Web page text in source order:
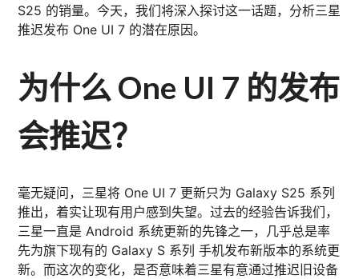
S25 的销量。今天，我们将深入探讨这一话题，分析三星
推迟发布 One UI 7 的潜在原因。
为什么 One UI 7 的发布
会推迟？
毫无疑问，三星将 One UI 7 更新只为 Galaxy S25 系列
推出，着实让现有用户感到失望。过去的经验告诉我们，
三星一直是 Android 系统更新的先锋之一，几乎总是率
先为旗下现有的 Galaxy S 系列 手机发布新版本的系统更
新。而这次的变化，是否意味着三星有意通过推迟旧设备